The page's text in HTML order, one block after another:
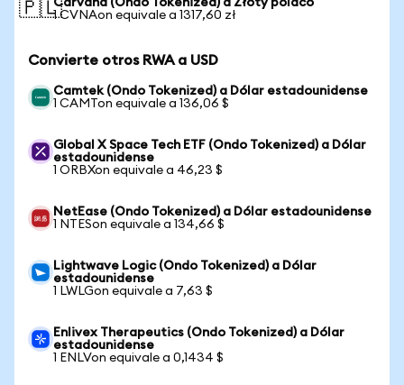
🇵🇱Carvana (Ondo Tokenized) a Złoty polaco
1 CVNAon equivale a 1317,60 zł
Convierte otros RWA a USD
Camtek (Ondo Tokenized) a Dólar estadounidense
1 CAMTon equivale a 136,06 $
Global X Space Tech ETF (Ondo Tokenized) a Dólar
estadounidense
1 ORBXon equivale a 46,23 $
NetEase (Ondo Tokenized) a Dólar estadounidense
1 NTESon equivale a 134,66 $
Lightwave Logic (Ondo Tokenized) a Dólar
estadounidense
1 LWLGon equivale a 7,63 $
Enlivex Therapeutics (Ondo Tokenized) a Dólar
estadounidense
1 ENLVon equivale a 0,1434 $